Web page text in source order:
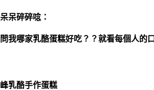
呆呆碎碎唸：
問我哪家乳酪蛋糕好吃？？就看每個人的
峰乳酪手作蛋糕